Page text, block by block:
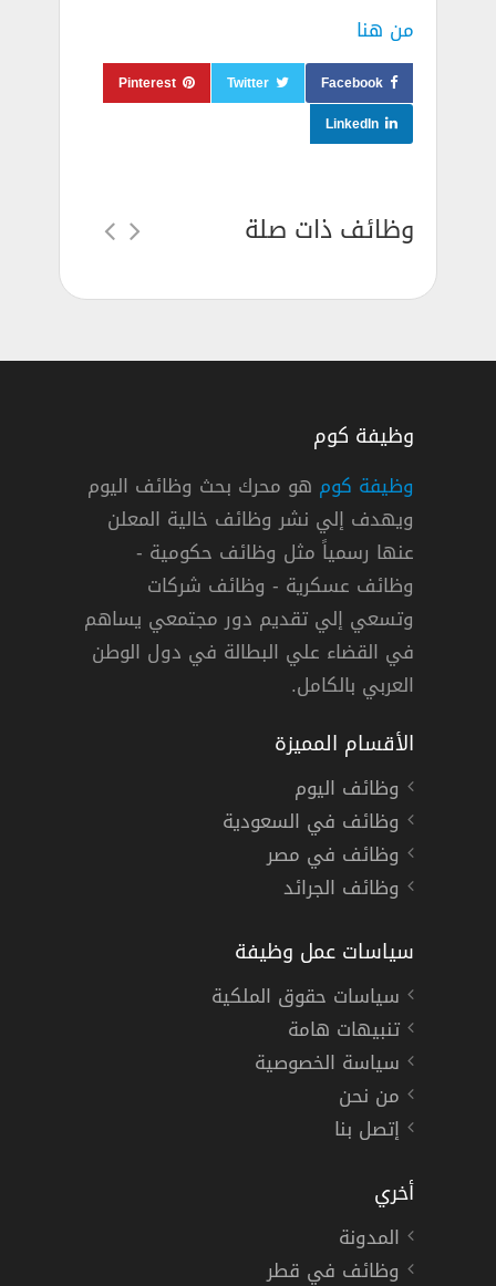
من هنا
Facebook
Twitter
Pinterest
LinkedIn
وظائف ذات صلة
أعمال شركة التحول التقني بالرياض
التقني
الرياض دوام كامل
وظيفة كوم
وظيفة كوم هو محرك بحث وظائف اليوم
ويهدف إلي نشر وظائف خالية المعلن
عنها رسمياً مثل وظائف حكومية -
وظائف عسكرية - وظائف شركات
وتسعي إلي تقديم دور مجتمعي يساهم
في القضاء علي البطالة في دول الوطن
العربي بالكامل.
الأقسام المميزة
وظائف اليوم
وظائف في السعودية
وظائف في مصر
وظائف الجرائد
سياسات عمل وظيفة
سياسات حقوق الملكية
تنبيهات هامة
سياسة الخصوصية
من نحن
إتصل بنا
أخري
المدونة
وظائف في قطر